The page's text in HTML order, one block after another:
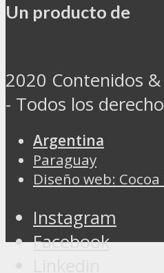
Un producto de
2020 Contenidos
- Todos los
Argentina
Paraguay
Diseño web:
Instagram
Facebook